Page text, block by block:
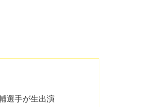
選手が生出演